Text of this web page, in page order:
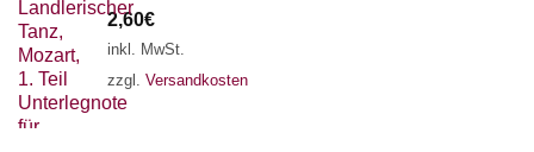
2,60€
inkl. MwSt.
zzgl. Versandkosten